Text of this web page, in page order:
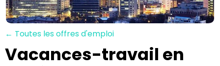
← Toutes les offres d'emploi
Vacances-travail en